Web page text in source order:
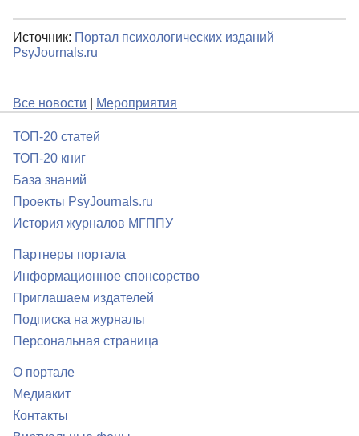
Источник: Портал психологических изданий
PsyJournals.ru
Все новости Мероприятия
ТОП-20 статей
ТОП-20 книг
База знаний
Проекты PsyJournals.ru
История журналов МГППУ
Партнеры портала
Информационное спонсорство
Приглашаем издателей
Подписка на журналы
Персональная страница
О портале
Медиакит
Контакты